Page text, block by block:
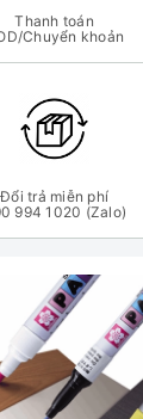
Thanh toán
Chuyển khoản
Đổi trả miễn phí
994 1020 (Zalo)